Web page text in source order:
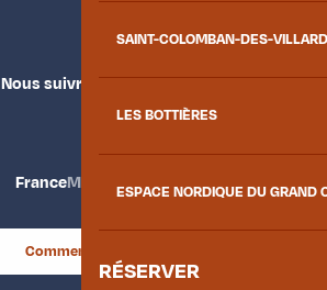
SAINT-COLOMBAN-DES-
LES BOTTIÈRES
ESPACE NORDIQUE DU GRAND
RÉSERVER
Nous suivre
FranceMaurienne
Comment venir ?